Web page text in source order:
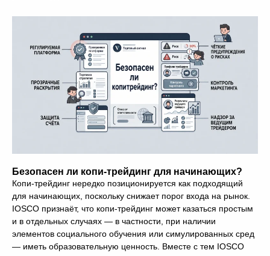
Безопасен ли копи-трейдинг для начинающих?
Копи-трейдинг нередко позиционируется как подходящий
для начинающих, поскольку снижает порог входа на рынок.
IOSCO признаёт, что копи-трейдинг может казаться простым
и в отдельных случаях — в частности, при наличии
элементов социального обучения или симулированных сред
— иметь образовательную ценность. Вместе с тем IOSCO